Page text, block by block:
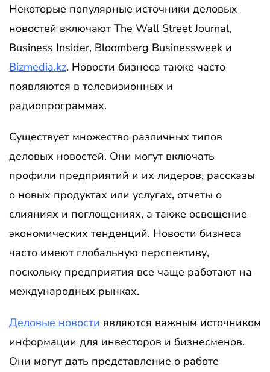
Некоторые популярные источники деловых
новостей включают The Wall Street Journal,
Business Insider, Bloomberg Businessweek и
Bizmedia.kz. Новости бизнеса также часто
появляются в телевизионных и
радиопрограммах.
Существует множество различных типов
деловых новостей. Они могут включать
профили предприятий и их лидеров, рассказы
о новых продуктах или услугах, отчеты о
слияниях и поглощениях, а также освещение
экономических тенденций. Новости бизнеса
часто имеют глобальную перспективу,
поскольку предприятия все чаще работают на
международных рынках.
Деловые новости являются важным источником
информации для инвесторов и бизнесменов.
Они могут дать представление о работе